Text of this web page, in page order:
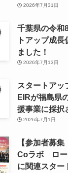
2026年7月31日
千葉県の令和
トアップ成
ました！
2026年7月13日
スタートアッ
EIRが福島県
援事業に採択
2026年7月1日
【参加者募
Coラボ ロー
に関連スター